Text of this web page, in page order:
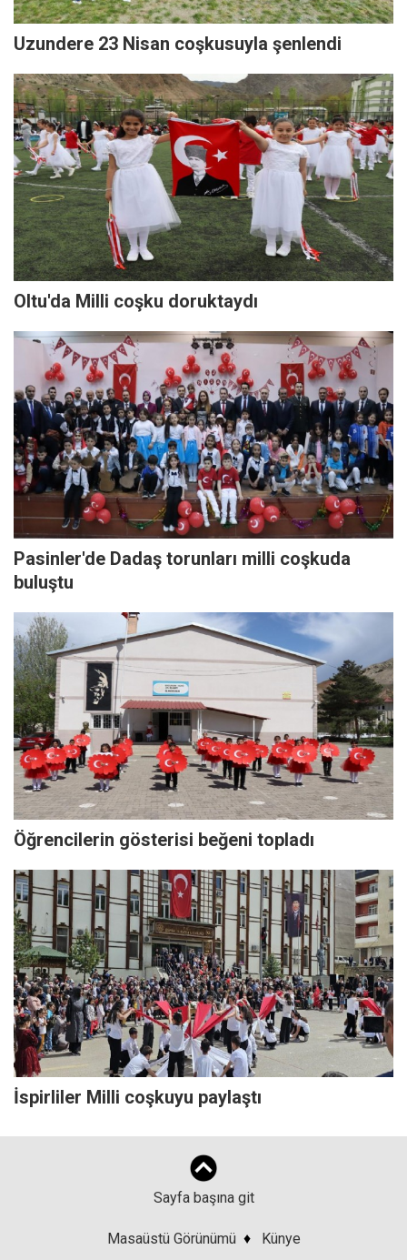
Uzundere 23 Nisan coşkusuyla şenlendi
Oltu'da Milli coşku doruktaydı
Pasinler'de Dadaş torunları milli coşkuda
buluştu
Öğrencilerin gösterisi beğeni topladı
İspirliler Milli coşkuyu paylaştı
Sayfa başına git
Masaüstü Görünümü ♦ Künye